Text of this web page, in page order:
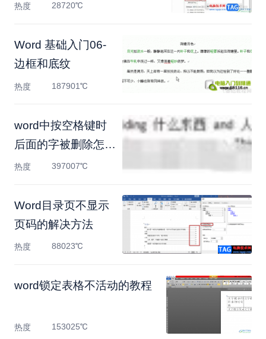
热度 28720℃
Word 基础入门06-
边框和底纹
热度 187901℃
word中按空格键时
后面的字被删除怎么
解决
热度 397007℃
Word目录页不显示
页码的解决方法
热度 88023℃
​word锁定表格不活动的教程
热度 153025℃